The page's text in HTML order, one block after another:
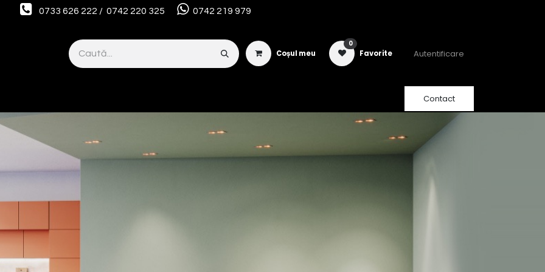
0733 626 222 / 0742 220 325 0742 219 979
Coșul meu
0
Favorite Autentificare
Contact